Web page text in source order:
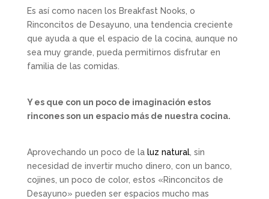
Es así como nacen los Breakfast Nooks, o
Rinconcitos de Desayuno, una tendencia creciente
que ayuda a que el espacio de la cocina, aunque no
sea muy grande, pueda permitirnos disfrutar en
familia de las comidas.
Y es que con un poco de imaginación estos
rincones son un espacio más de nuestra cocina.
Aprovechando un poco de la luz natural, sin
necesidad de invertir mucho dinero, con un banco,
cojines, un poco de color, estos «Rinconcitos de
Desayuno» pueden ser espacios mucho mas